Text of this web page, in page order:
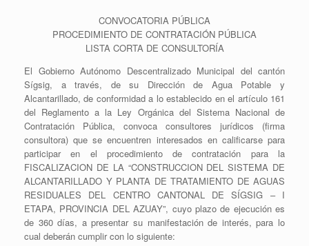
CONVOCATORIA PÚBLICA
PROCEDIMIENTO DE CONTRATACIÓN PÚBLICA
LISTA CORTA DE CONSULTORÍA
El Gobierno Autónomo Descentralizado Municipal del cantón
Sígsig, a través, de su Dirección de Agua Potable y
Alcantarillado, de conformidad a lo establecido en el artículo 161
del Reglamento a la Ley Orgánica del Sistema Nacional de
Contratación Pública, convoca consultores jurídicos (firma
consultora) que se encuentren interesados en calificarse para
participar en el procedimiento de contratación para la
FISCALIZACION DE LA “CONSTRUCCION DEL SISTEMA DE
ALCANTARILLADO Y PLANTA DE TRATAMIENTO DE AGUAS
RESIDUALES DEL CENTRO CANTONAL DE SÍGSIG – I
ETAPA, PROVINCIA DEL AZUAY”, cuyo plazo de ejecución es
de 360 días, a presentar su manifestación de interés, para lo
cual deberán cumplir con lo siguiente: